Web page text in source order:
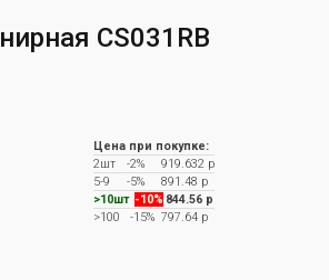
CS031RB
Цена при покупке:
2шт
-2%
919.632 р
5-9
-5%
891.48 р
>10шт -10% 844.56 р
>100
-15%797.64 р